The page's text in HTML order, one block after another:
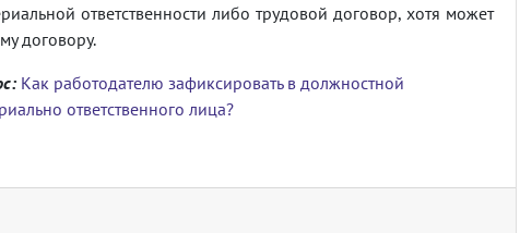
ответственности либо трудовой договор, хотя может
договору.
Как работодателю зафиксировать в должностной
ответственного лица?